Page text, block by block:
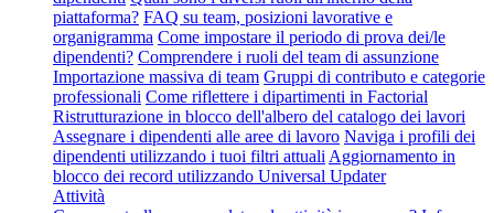
piattaforma? FAQ su team, posizioni lavorative e
organigramma Come impostare il periodo di prova dei/le
dipendenti? Comprendere i ruoli del team di assunzione
Importazione massiva di team Gruppi di contributo e categorie
professionali Come riflettere i dipartimenti in Factorial
Ristrutturazione in blocco dell'albero del catalogo dei lavori
Assegnare i dipendenti alle aree di lavoro Naviga i profili dei
dipendenti utilizzando i tuoi filtri attuali Aggiornamento in
blocco dei record utilizzando Universal Updater
Attività